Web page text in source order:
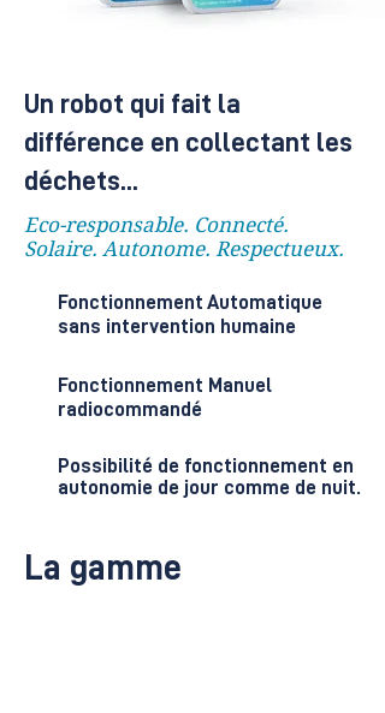
Un robot qui fait la
différence en collectant les
déchets...
Eco-responsable. Connecté.
Solaire. Autonome. Respectueux.
Fonctionnement Automatique
sans intervention humaine
Fonctionnement Manuel
radiocommandé
Possibilité de fonctionnement en
autonomie de jour comme de nuit.
La gamme